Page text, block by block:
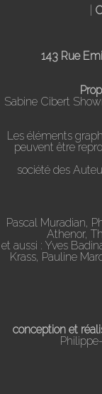
143 Rue
Sabine Cibert
Les éléments
peuvent être
société des
Pascal Muradian,
Athenor,
et aussi : Yves
Krass, Pauline
conception et